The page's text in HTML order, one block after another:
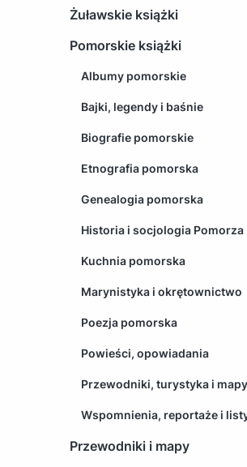
Żuławskie książki
Pomorskie książki
Albumy pomorskie
Bajki, legendy i baśnie
Biografie pomorskie
Etnografia pomorska
Genealogia pomorska
Historia i socjologia Pomorza
Kuchnia pomorska
Marynistyka i okrętownictwo
Poezja pomorska
Powieści, opowiadania
Przewodniki, turystyka i mapy
Wspomnienia, reportaże i
Przewodniki i mapy